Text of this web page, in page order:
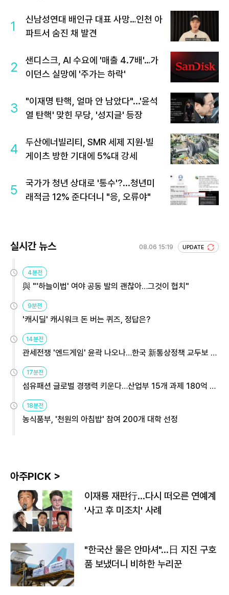
1
신남성연대 배인규 대표 사망…인천 아
파트서 숨진 채 발견
2
샌디스크, AI 수요에 '매출 4.7배'…가
이던스 실망에 '주가는 하락'
3
"이재명 탄핵, 얼마 안 남았다"...'윤석
열 탄핵' 맞힌 무당, '성지글' 등장
4
두산에너빌리티, SMR 세제 지원·빌
게이츠 방한 기대에 5%대 강세
5
국가가 청년 상대로 '통수'?...청년미
래적금 12% 준다더니 "응, 오류야"
실시간 뉴스 08.06 15:19 UPDATE
4분전
與 "'하늘이법' 여야 공동 발의 괜찮아…그것이 협치"
9분전
'캐시딜' 캐시워크 돈 버는 퀴즈, 정답은?
14분전
관세전쟁 '엔드게임' 윤곽 나오나…한국 新통상정책 교두보 활
용해야
17분전
섬유패션 글로벌 경쟁력 키운다…산업부 15개 과제 180억 지
원
18분전
농식품부, '천원의 아침밥' 참여 200개 대학 선정
아주PICK >
이재룡 재판行…다시 떠오른 연예계
'사고 후 미조치' 사례
"한국산 물은 안마셔"…日 지진 구호
품 보냈더니 비하한 누리꾼